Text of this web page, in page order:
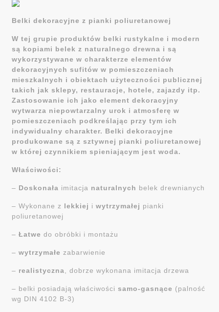
Belki dekoracyjne z pianki poliuretanowej
W tej grupie produktów belki rustykalne i modern
są kopiami belek z naturalnego drewna i są
wykorzystywane w charakterze elementów
dekoracyjnych sufitów w pomieszczeniach
mieszkalnych i obiektach użyteczności publicznej
takich jak sklepy, restauracje, hotele, zajazdy itp.
Zastosowanie ich jako element dekoracyjny
wytwarza niepowtarzalny urok i atmosferę w
pomieszczeniach podkreślając przy tym ich
indywidualny charakter. Belki dekoracyjne
produkowane są z sztywnej pianki poliuretanowej
w której czynnikiem spieniającym jest woda.
Właściwości:
– Doskonała imitacja naturalnych belek drewnianych
– Wykonane z lekkiej i wytrzymałej pianki
poliuretanowej
– Łatwe do obróbki i montażu
– wytrzymałe zabarwienie
– realistyczna , dobrze wykonana imitacja drzewa
– belki posiadają właściwości samo-gasnące (palność
wg DIN 4102 B-3)